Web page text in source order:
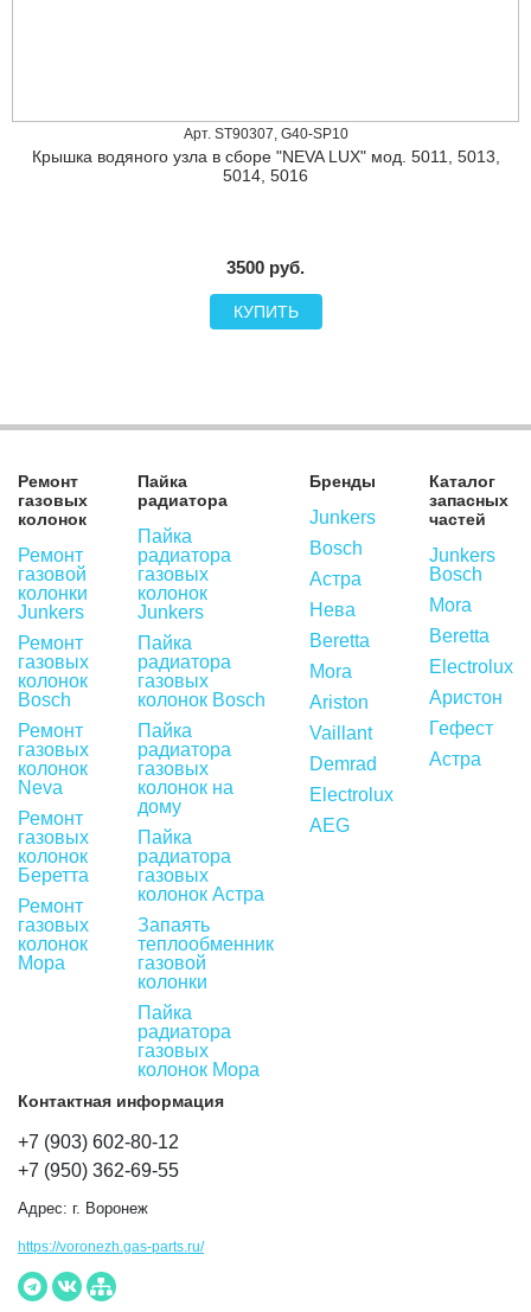
Арт. ST90307, G40-SP10
Крышка водяного узла в сборе "NEVA LUX" мод. 5011, 5013,
5014, 5016
3500 руб.
КУПИТЬ
Ремонт
газовых
колонок
Ремонт
газовой
колонки
Junkers
Ремонт
газовых
колонок
Bosch
Ремонт
газовых
колонок
Neva
Ремонт
газовых
колонок
Беретта
Ремонт
газовых
колонок
Мора
Пайка
радиатора
Пайка
радиатора
газовых
колонок
Junkers
Пайка
радиатора
газовых
колонок Bosch
Пайка
радиатора
газовых
колонок на
дому
Пайка
радиатора
газовых
колонок Астра
Запаять
теплообменник
газовой
колонки
Пайка
радиатора
газовых
колонок Мора
Бренды
Junkers
Bosch
Астра
Нева
Beretta
Mora
Ariston
Vaillant
Demrad
Electrolux
AEG
Каталог
запасных
частей
Junkers
Bosch
Mora
Beretta
Electrolux
Аристон
Гефест
Астра
Контактная информация
+7 (903) 602-80-12
+7 (950) 362-69-55
Адрес: г. Воронеж
https://voronezh.gas-parts.ru/